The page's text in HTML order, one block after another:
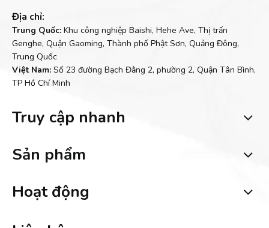
Địa chỉ:
Trung Quốc: Khu công nghiệp Baishi, Hehe Ave, Thị trấn
Genghe, Quận Gaoming, Thành phố Phật Sơn, Quảng Đông,
Trung Quốc
Việt Nam: Số 23 đường Bạch Đằng 2, phường 2, Quận Tân Bình,
TP Hồ Chí Minh
Truy cập nhanh
Sản phẩm
Hoạt động